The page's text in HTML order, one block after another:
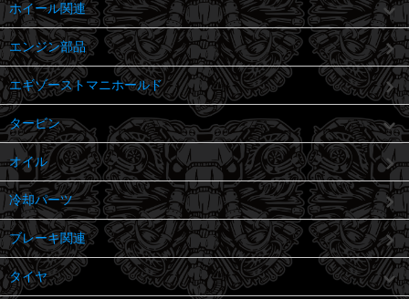
ホイール関連
エンジン部品
エギゾーストマニホールド
タービン
オイル
冷却パーツ
ブレーキ関連
タイヤ